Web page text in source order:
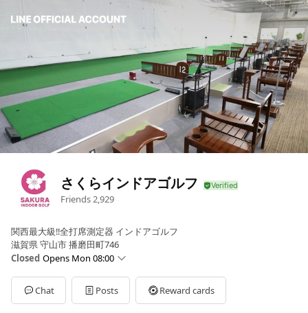
さくらインドアゴルフ
Friends2,929
関西最大級‼全打席測定器 インドアゴルフ
滋賀県 守山市 播磨田町746
Closed Opens Mon 08:00
Sun07:00 - 01:00
Mon08:00 - 01:00
Tue
08:00 - 01:00
Chat Posts Reward cards